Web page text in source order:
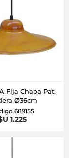
Fija Chapa Pat.
Ø36cm
689155
1.225